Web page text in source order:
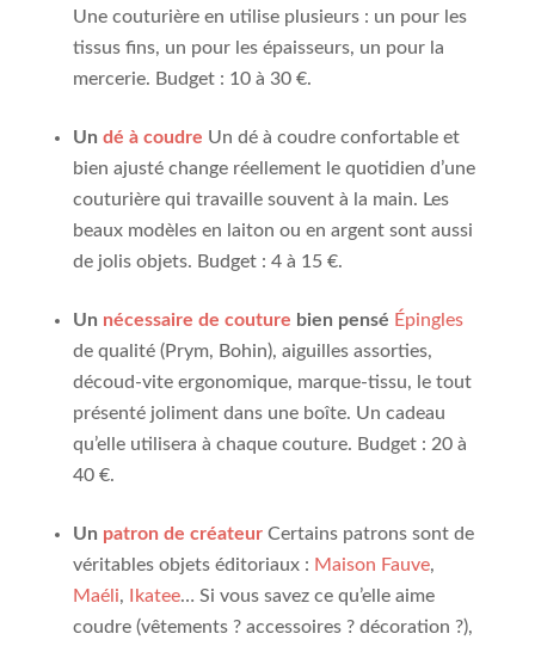
Une couturière en utilise plusieurs : un pour les
tissus fins, un pour les épaisseurs, un pour la
mercerie. Budget : 10 à 30 €.
Un dé à coudre Un dé à coudre confortable et
bien ajusté change réellement le quotidien d’une
couturière qui travaille souvent à la main. Les
beaux modèles en laiton ou en argent sont aussi
de jolis objets. Budget : 4 à 15 €.
Un nécessaire de couture bien pensé Épingles
de qualité (Prym, Bohin), aiguilles assorties,
découd-vite ergonomique, marque-tissu, le tout
présenté joliment dans une boîte. Un cadeau
qu’elle utilisera à chaque couture. Budget : 20 à
40 €.
Un patron de créateurCertains patrons sont de
véritables objets éditoriaux : Maison Fauve,
Maéli, Ikatee… Si vous savez ce qu’elle aime
coudre (vêtements ? accessoires ? décoration ?),